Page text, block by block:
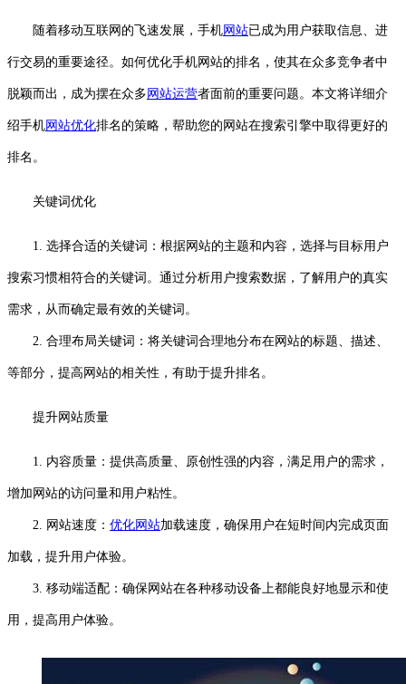
随着移动互联网的飞速发展，手机网站已成为用户获取信息、进
行交易的重要途径。如何优化手机网站的排名，使其在众多竞争者中
脱颖而出，成为摆在众多 网站运营者面前的重要问题。本文将详细介
绍手机网站优化排名的策略，帮助您的网站在搜索引擎中取得更好的
排名。
关键词优化
1. 选择合适的关键词：根据网站的主题和内容，选择与目标用户
搜索习惯相符合的关键词。通过分析用户搜索数据，了解用户的真实
需求，从而确定最有效的关键词。
2. 合理布局关键词：将关键词合理地分布在网站的标题、描述、
等部分，提高网站的相关性，有助于提升排名。
提升网站质量
1. 内容质量：提供高质量、原创性强的内容，满足用户的需求，
增加网站的访问量和用户粘性。
2. 网站速度： 优化网站加载速度，确保用户在短时间内完成页面
加载，提升用户体验。
3. 移动端适配：确保网站在各种移动设备上都能良好地显示和使
用，提高用户体验。